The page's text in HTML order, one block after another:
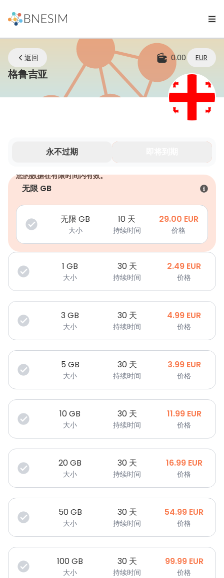
返回 0.00 EUR
格鲁吉亚eSIM | 无论您身在何处，始终保持连接
永不过期
您的数据在有限时间内有效。
无限 GB
无限 GB
大小
10 天
持续时间
29.00 EUR
价格
1 GB
大小
30 天
持续时间
2.49 EUR
价格
3GB
大小
30 天
持续时间
4.99 EUR
价格
5 GB
大小
30 天
持续时间
3.99 EUR
价格
10GB
大小
30 天
持续时间
11.99 EUR
价格
20GB
大小
30 天
持续时间
16.99 EUR
价格
50GB
大小
30 天
持续时间
54.99 EUR
价格
100GB
大小
30 天
持续时间
99.99 EUR
价格